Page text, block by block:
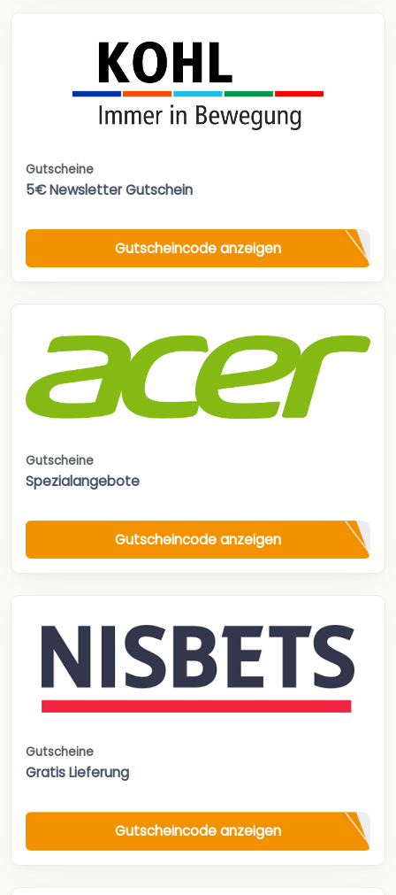
Gutscheine
5€ Newsletter Gutschein
Gutscheincode anzeigen
Gutscheine
Spezialangebote
Gutscheincode anzeigen
Gutscheine
Gratis Lieferung
Gutscheincode anzeigen